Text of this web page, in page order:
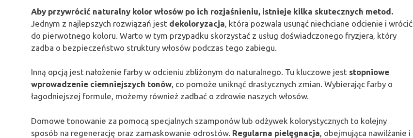
Aby przywrócić naturalny kolor włosów po ich rozjaśnieniu, istnieje kilka skutecznych metod.
Jednym z najlepszych rozwiązań jest dekoloryzacja, która pozwala usunąć niechciane odcienie i wrócić
do pierwotnego koloru. Warto w tym przypadku skorzystać z usług doświadczonego fryzjera, który
zadba o bezpieczeństwo struktury włosów podczas tego zabiegu.
Inną opcją jest nałożenie farby w odcieniu zbliżonym do naturalnego. Tu kluczowe jest stopniowe
wprowadzenie ciemniejszych tonów, co pomoże uniknąć drastycznych zmian. Wybierając farby o
łagodniejszej formule, możemy również zadbać o zdrowie naszych włosów.
Domowe tonowanie za pomocą specjalnych szamponów lub odżywek kolorystycznych to kolejny
sposób na regenerację oraz zamaskowanie odrostów. Regularna pielęgnacja, obejmująca nawilżanie i